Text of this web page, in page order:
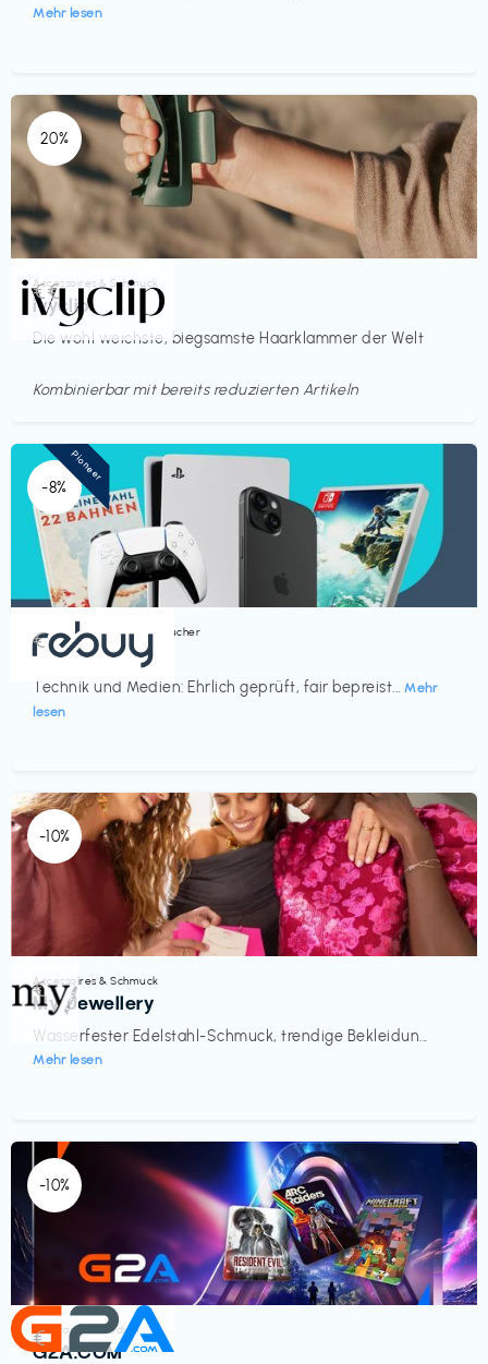
Mehr lesen
20%
Accessoires & Schmuck
ivyclip
Die wohl weichste, biegsamste Haarklammer der Welt
€€‎
Kombinierbar mit bereits reduzierten Artikeln
-8%
Bücher, Magazine & Hörbücher
rebuy
Technik und Medien: Ehrlich geprüft, fair bepreist... Mehr
lesen
€‎
Pioneer
-10%
Accessoires & Schmuck
My Jewellery
Wasserfester Edelstahl-Schmuck, trendige Bekleidun...
Mehr lesen
€‎
-10%
Elektronik & Medien
G2A.COM
€‎